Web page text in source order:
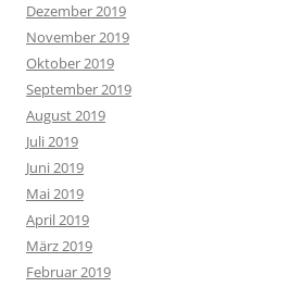
Dezember 2019
November 2019
Oktober 2019
September 2019
August 2019
Juli 2019
Juni 2019
Mai 2019
April 2019
März 2019
Februar 2019